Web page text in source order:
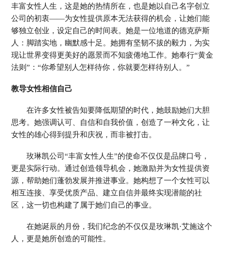
丰富女性人生，这是她的热情所在，也是她以自己名字创立
公司的初衷——为女性提供原本无法获得的机会，让她们能
够独立创业，设定自己的时间表。她是一位地道的德克萨斯
人：脚踏实地，幽默感十足。她拥有坚韧不拔的毅力，为实
现让世界变得更美好的愿景而不知疲倦地工作。她奉行“黄金
法则”：“你希望别人怎样待你，你就要怎样待别人。”
教导女性相信自己
在许多女性被告知要降低期望的时代，她鼓励她们大胆
思考。她强调认可、自信和自我价值，创造了一种文化，让
女性的雄心得到提升和庆祝，而非被打击。
玫琳凯公司“丰富女性人生”的使命不仅仅是品牌口号，
更是实际行动。通过创造领导机会，她激励并为女性提供资
源，帮助她们蓬勃发展并推进事业。她构想了一个女性可以
相互连接、享受优质产品、建立自信并最终实现潜能的社
区，这一切也构建了属于她们自己的事业。
在她诞辰的月份，我们纪念的不仅仅是玫琳凯·艾施这个
人，更是她所创造的可能性。